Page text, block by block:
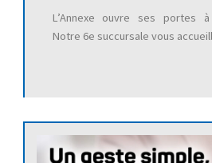
L’Annexe ouvre ses portes à
Notre 6e succursale vous